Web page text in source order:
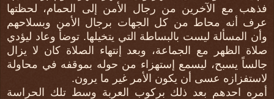
فذهب مع الآخرين من رجال الأمن إلى الحمام، لحظتها
عرف أنه محاط من كل الجهات برجال الأمن وبسلاحهم
وأن المسألة ليست بالبساطة التي يتخيلها. توضأ وعاد ليؤدي
صلاة الظهر مع الجماعة، وبعد إنتهاء الصلاة كان لا يزال
جالساً يسبح، ليسمع إستهزاء من حوله بموقفه في محاولة
لاستفزازه عسى أن يكون الأمر غير ما يرون.
أمره احدهم بعد ذلك بركوب العربة وسط تلك الحراسة